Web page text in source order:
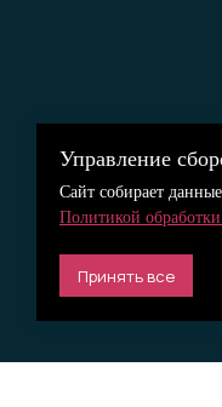
Управление
Сайт собирает
Политикой
Принять все